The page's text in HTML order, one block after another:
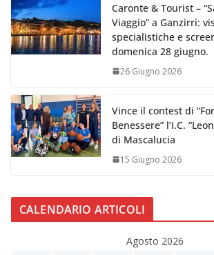
Caronte & Tourist –
Viaggio” a Ganzirri:
specialistiche e
domenica 28 giugno.
26 Giugno 2026
Vince il contest di
Benessere” l’I.C.
di Mascalucia
15 Giugno 2026
CALENDARIO ARTICOLI
Agosto 2026